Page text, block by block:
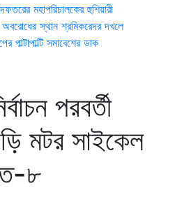
মহাপরিচালকের হুশিয়ারী
স্থান শ্রমিকরেদর দখলে
সমাবেশের ডাক
পরবর্তী
মটর সাইকেল
৮